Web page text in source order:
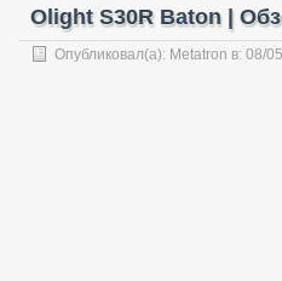
Olight S30R Baton |
Опубликовал(а): Metatron в: 08/